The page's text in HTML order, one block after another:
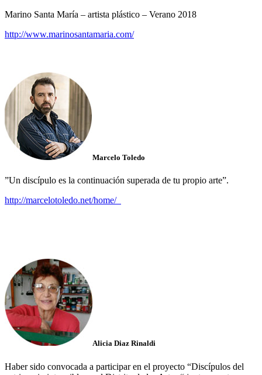
Marino Santa María – artista plástico – Verano 2018
http://www.marinosantamaria.com/
Marcelo Toledo
”Un discípulo es la continuación superada de tu propio arte”.
http://marcelotoledo.net/home/
Alicia Diaz Rinaldi
Haber sido convocada a participar en el proyecto “Discípulos del